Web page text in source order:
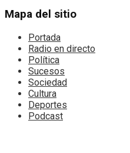
Mapa del sitio
Portada
Radio en directo
Política
Sucesos
Sociedad
Cultura
Deportes
Podcast